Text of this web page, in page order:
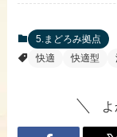
​5.まどろみ拠点
快適
快適型